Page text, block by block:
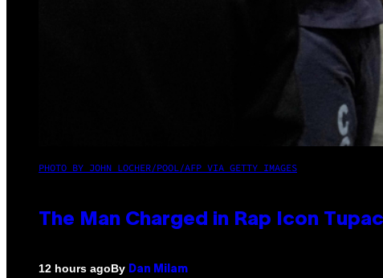
PHOTO BY JOHN LOCHER/POOL/AFP VIA GETTY IMAGES
The Man Charged in Rap Icon
12 hours agoBy Dan Milam